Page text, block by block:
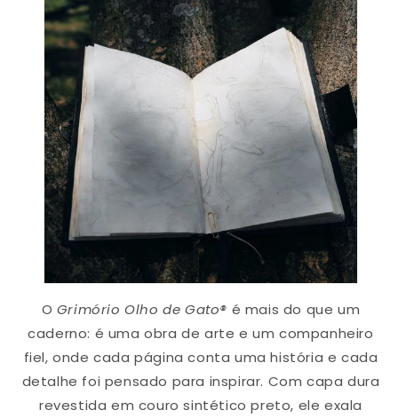
O Grimório Olho de Gato® é mais do que um
caderno: é uma obra de arte e um companheiro
fiel, onde cada página conta uma história e cada
detalhe foi pensado para inspirar. Com capa dura
revestida em couro sintético preto, ele exala